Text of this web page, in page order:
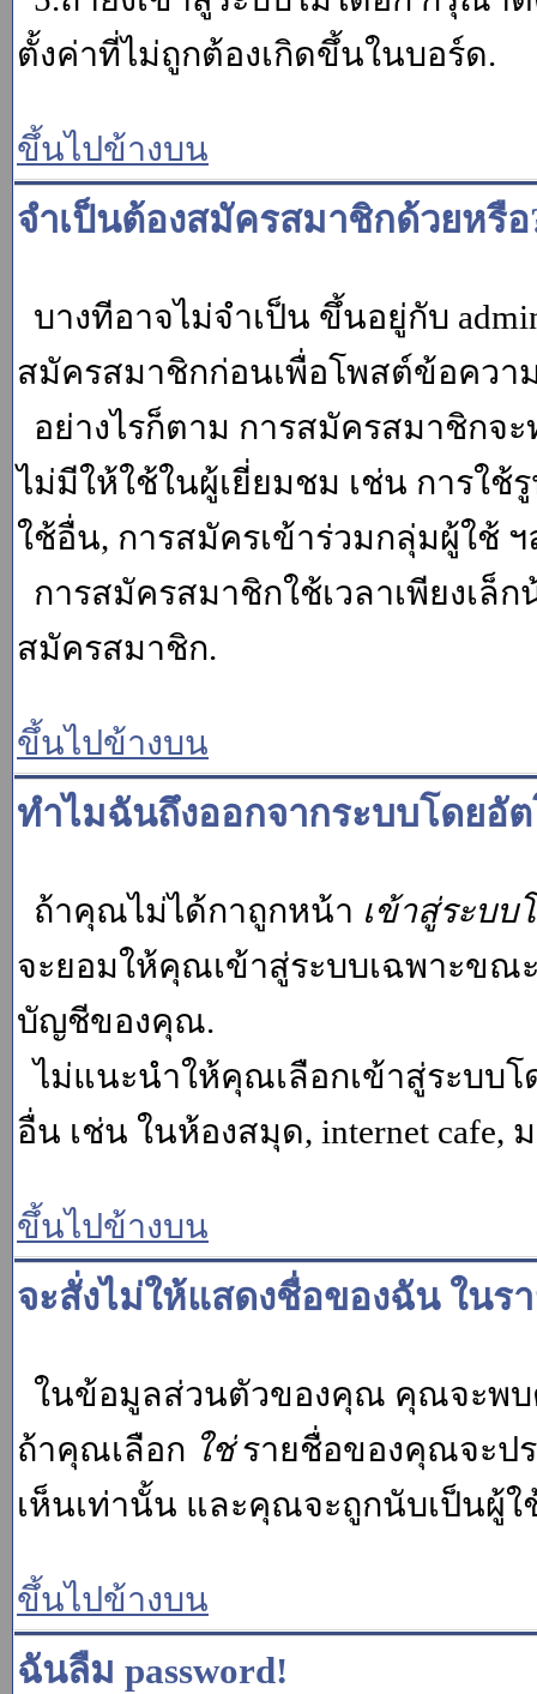
ตั้งค่าที่ไม่ถูกต้องเกิดขึ้นในบอร์ด.
ขึ้นไปข้างบน
จำเป็นต้องสมัครสมาชิกด้วยหรือ
บางทีอาจไม่จำเป็น ขึ้นอยู่กับ
สมัครสมาชิกก่อนเพื่อโพสต์ข้อควา
อย่างไรก็ตาม การสมัครสมาชิก
ไม่มีให้ใช้ในผู้เยี่ยมชม เช่น การใช้
ใช้อื่น, การสมัครเข้าร่วมกลุ่มผู้ใช้ ฯ
การสมัครสมาชิกใช้เวลาเพียงเ
สมัครสมาชิก.
ขึ้นไปข้างบน
ทำไมฉันถึงออกจากระบบโดยอั
ถ้าคุณไม่ได้กาถูกหน้า เข้าสู่ระบ
จะยอมให้คุณเข้าสู่ระบบเฉพาะขณ
บัญชีของคุณ.
ไม่แนะนำให้คุณเลือกเข้าสู่ระบบ
อื่น เช่น ในห้องสมุด, internet cafe,
ขึ้นไปข้างบน
จะสั่งไม่ให้แสดงชื่อของฉัน ในร
ในข้อมูลส่วนตัวของคุณ คุณจะพบ
ถ้าคุณเลือก ใช่รายชื่อของคุณจะปร
เห็นเท่านั้น และคุณจะถูกนับเป็นผู้
ขึ้นไปข้างบน
ฉันลืม password!